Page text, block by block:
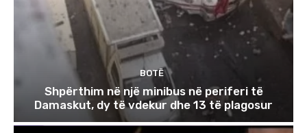
BOTË
Shpërthim në një minibus në periferi të
Damaskut, dy të vdekur dhe 13 të plagosur